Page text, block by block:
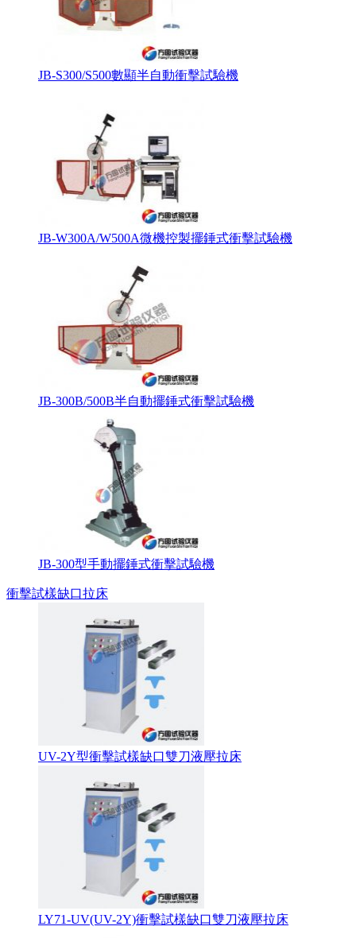
JB-S300/S500數顯半自動衝擊試驗機
JB-W300A/W500A微機控製擺錘式衝擊試驗機
JB-300B/500B半自動擺錘式衝擊試驗機
JB-300型手動擺錘式衝擊試驗機
衝擊試樣缺口拉床
UV-2Y型衝擊試樣缺口雙刀液壓拉床
LY71-UV(UV-2Y)衝擊試樣缺口雙刀液壓拉床